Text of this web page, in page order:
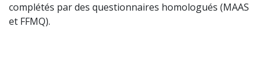
complétés par des questionnaires homologués (MAAS
et FFMQ).